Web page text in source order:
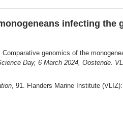
infecting the
genomics of the
Day, 6 March 2024, Oostende.
, 91. Flanders Marine Institute